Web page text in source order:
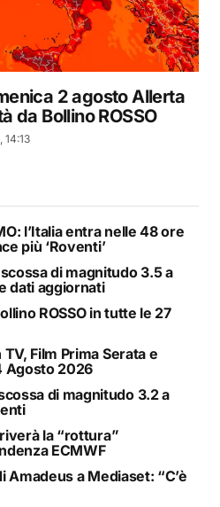
2 agosto Allerta
da Bollino ROSSO
14:13
l’Italia entra nelle 48 ore
più ‘Roventi’
di magnitudo 3.5 a
dati aggiornati
ROSSO in tutte le 27
Film Prima Serata e
Agosto 2026
di magnitudo 3.2 a
la “rottura”
ECMWF
Amadeus a Mediaset: “C’è